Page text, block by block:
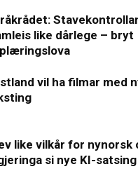
like dårlege – bryt
vil ha filmar med
like vilkår for nynorsk
si nye KI-satsing